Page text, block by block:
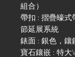
組合）
帶扣 : 摺疊蠔式
節延展系統
錶面 : 銀色，鑲
寶石鑲嵌 : 特大